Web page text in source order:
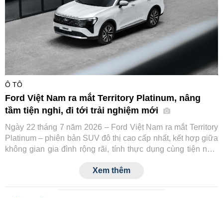
Ô TÔ
Ford Việt Nam ra mắt Territory Platinum, nâng
tầm tiện nghi, đi tới trải nghiệm mới
Ngày 22 tháng 7 năm 2026 – Ford Việt Nam ra mắt Territory
Platinum – phiên bản SUV đô thị cao cấp nhất, kết hợp giữa
không gian gia đình rộng rãi, tính thực dụng cùng tiện nghi
Xem thêm